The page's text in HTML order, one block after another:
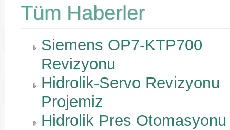
Tüm Haberler
Siemens OP7-KTP700
Revizyonu
Hidrolik-Servo Revizyonu
Projemiz
Hidrolik Pres Otomasyonu